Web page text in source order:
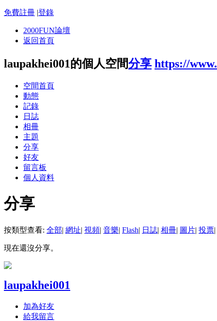
免費註冊 |登錄
2000FUN論壇
返回首頁
laupakhei001的個人空間分享 https://
空間首頁
動態
記錄
日誌
相冊
主題
分享
好友
留言板
個人資料
分享
按類型查看: 全部| 網址| 視頻| 音樂| Flash| 日誌| 相冊| 圖片| 投票|
現在還沒分享。
laupakhei001
加為好友
給我留言